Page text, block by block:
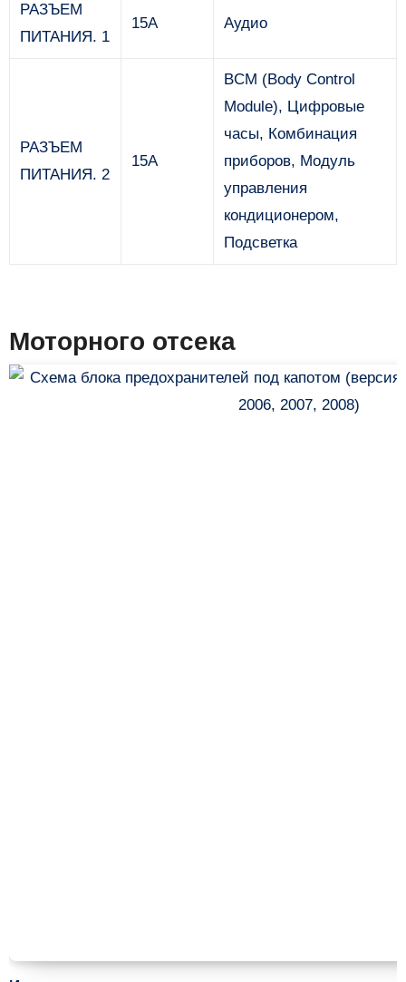
РАЗЪЕМ
ПИТАНИЯ. 1
15А Аудио
РАЗЪЕМ
ПИТАНИЯ. 2
15А
BCM (Body Control
Module), Цифровые
часы, Комбинация
приборов, Модуль
управления
кондиционером,
Подсветка
Моторного отсека